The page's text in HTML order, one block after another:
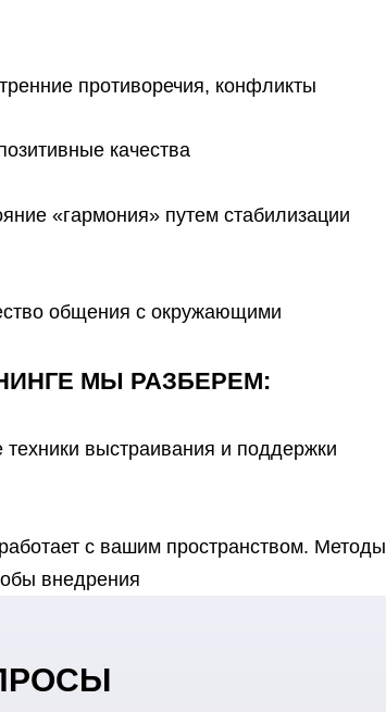
противоречия, конфликты
качества
«гармония» путем стабилизации
общения с окружающими
МЫ РАЗБЕРЕМ:
техники выстраивания и поддержки
с вашим пространством. Методы
внедрения